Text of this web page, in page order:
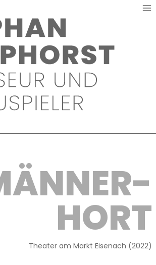
HORT
Theater am Markt Eisenach (2022)